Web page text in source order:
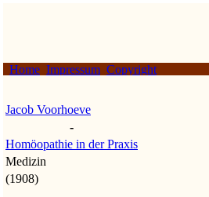
Home Impressum Copyright
Jacob Voorhoeve
-
Homöopathie in der Praxis
Medizin
(1908)